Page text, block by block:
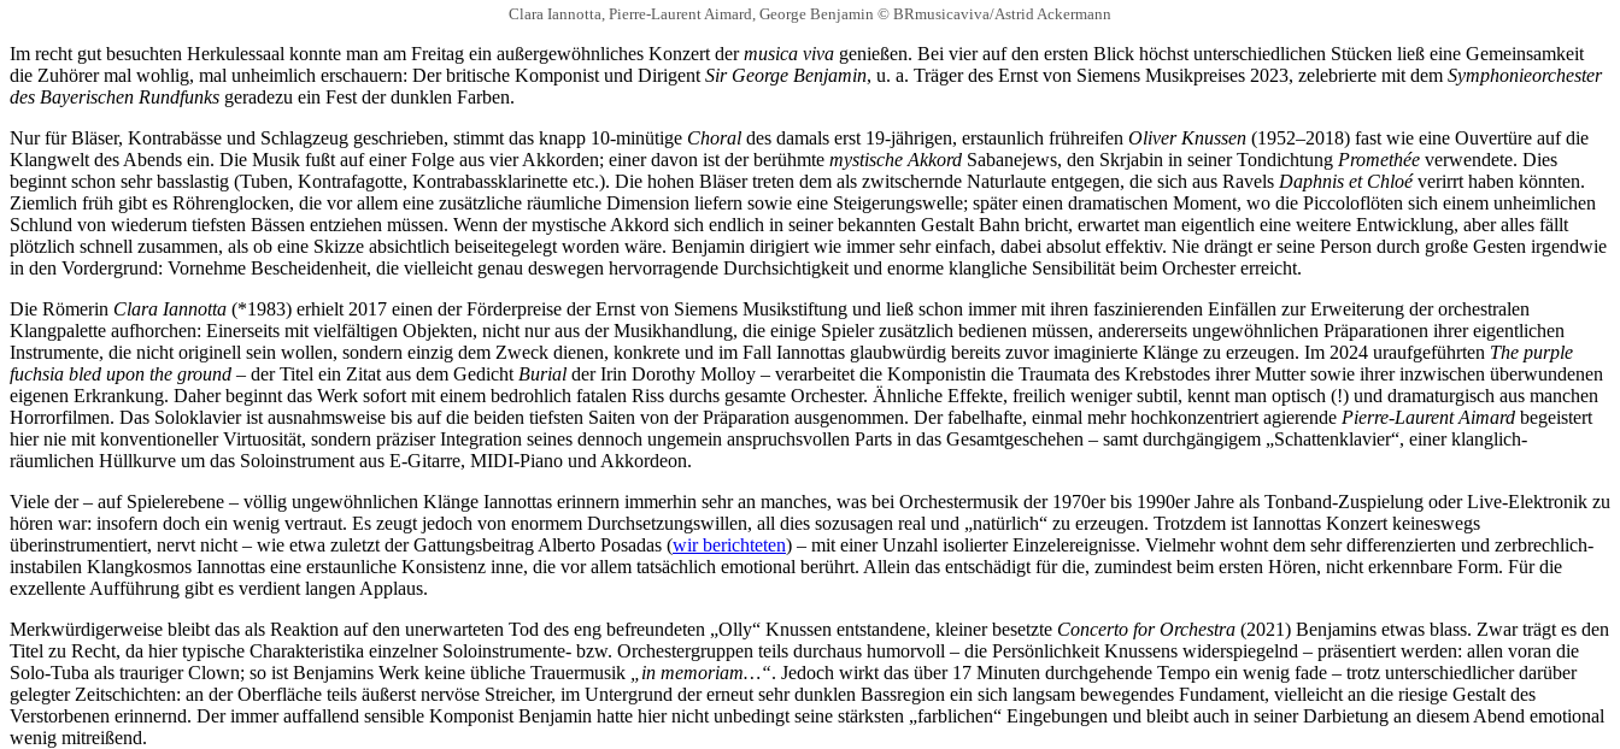
Clara Iannotta, Pierre-Laurent Aimard, George Benjamin © BRmusicaviva/Astrid Ackermann
Im recht gut besuchten Herkulessaal konnte man am Freitag ein außergewöhnliches Konzert dermusica viva genießen. Bei vier auf den ersten Blick höchst unterschiedlichen Stücken ließ eine Gemeinsamkeit
die Zuhörer mal wohlig, mal unheimlich erschauern: Der britische Komponist und Dirigent Sir George Benjamin, u. a. Träger des Ernst von Siemens Musikpreises 2023, zelebrierte mit dem Symphonieorchester
des Bayerischen Rundfunks geradezu ein Fest der dunklen Farben.
Nur für Bläser, Kontrabässe und Schlagzeug geschrieben, stimmt das knapp 10-minütige Choral des damals erst 19-jährigen, erstaunlich frühreifen Oliver Knussen (1952–2018) fast wie eine Ouvertüre auf die
Klangwelt des Abends ein. Die Musik fußt auf einer Folge aus vier Akkorden; einer davon ist der berühmte mystische Akkord Sabanejews, den Skrjabin in seiner Tondichtung Promethée verwendete. Dies
beginnt schon sehr basslastig (Tuben, Kontrafagotte, Kontrabassklarinette etc.). Die hohen Bläser treten dem als zwitschernde Naturlaute entgegen, die sich aus Ravels Daphnis et Chloéverirrt haben könnten.
Ziemlich früh gibt es Röhrenglocken, die vor allem eine zusätzliche räumliche Dimension liefern sowie eine Steigerungswelle; später einen dramatischen Moment, wo die Piccoloflöten sich einem unheimlichen
Schlund von wiederum tiefsten Bässen entziehen müssen. Wenn der mystische Akkord sich endlich in seiner bekannten Gestalt Bahn bricht, erwartet man eigentlich eine weitere Entwicklung, aber alles fällt
plötzlich schnell zusammen, als ob eine Skizze absichtlich beiseitegelegt worden wäre. Benjamin dirigiert wie immer sehr einfach, dabei absolut effektiv. Nie drängt er seine Person durch große Gesten irgendwie
in den Vordergrund: Vornehme Bescheidenheit, die vielleicht genau deswegen hervorragende Durchsichtigkeit und enorme klangliche Sensibilität beim Orchester erreicht.
Die Römerin Clara Iannotta (*1983) erhielt 2017 einen der Förderpreise der Ernst von Siemens Musikstiftung und ließ schon immer mit ihren faszinierenden Einfällen zur Erweiterung der orchestralen
Klangpalette aufhorchen: Einerseits mit vielfältigen Objekten, nicht nur aus der Musikhandlung, die einige Spieler zusätzlich bedienen müssen, andererseits ungewöhnlichen Präparationen ihrer eigentlichen
Instrumente, die nicht originell sein wollen, sondern einzig dem Zweck dienen, konkrete und im Fall Iannottas glaubwürdig bereits zuvor imaginierte Klänge zu erzeugen. Im 2024 uraufgeführten The purple
fuchsia bled upon the ground – der Titel ein Zitat aus dem Gedicht Burial der Irin Dorothy Molloy – verarbeitet die Komponistin die Traumata des Krebstodes ihrer Mutter sowie ihrer inzwischen überwundenen
eigenen Erkrankung. Daher beginnt das Werk sofort mit einem bedrohlich fatalen Riss durchs gesamte Orchester. Ähnliche Effekte, freilich weniger subtil, kennt man optisch (!) und dramaturgisch aus manchen
Horrorfilmen. Das Soloklavier ist ausnahmsweise bis auf die beiden tiefsten Saiten von der Präparation ausgenommen. Der fabelhafte, einmal mehr hochkonzentriert agierende Pierre-Laurent Aimard begeistert
hier nie mit konventioneller Virtuosität, sondern präziser Integration seines dennoch ungemein anspruchsvollen Parts in das Gesamtgeschehen – samt durchgängigem „Schattenklavier“, einer klanglich-
räumlichen Hüllkurve um das Soloinstrument aus E-Gitarre, MIDI-Piano und Akkordeon.
Viele der – auf Spielerebene – völlig ungewöhnlichen Klänge Iannottas erinnern immerhin sehr an manches, was bei Orchestermusik der 1970er bis 1990er Jahre als Tonband-Zuspielung oder Live-Elektronik zu
hören war: insofern doch ein wenig vertraut. Es zeugt jedoch von enormem Durchsetzungswillen, all dies sozusagen real und „natürlich“ zu erzeugen. Trotzdem ist Iannottas Konzert keineswegs
überinstrumentiert, nervt nicht – wie etwa zuletzt der Gattungsbeitrag Alberto Posadas (wir berichteten) – mit einer Unzahl isolierter Einzelereignisse. Vielmehr wohnt dem sehr differenzierten und zerbrechlich-
instabilen Klangkosmos Iannottas eine erstaunliche Konsistenz inne, die vor allem tatsächlich emotional berührt. Allein das entschädigt für die, zumindest beim ersten Hören, nicht erkennbare Form. Für die
exzellente Aufführung gibt es verdient langen Applaus.
Merkwürdigerweise bleibt das als Reaktion auf den unerwarteten Tod des eng befreundeten „Olly“ Knussen entstandene, kleiner besetzte Concerto for Orchestra (2021) Benjamins etwas blass. Zwar trägt es den
Titel zu Recht, da hier typische Charakteristika einzelner Soloinstrumente- bzw. Orchestergruppen teils durchaus humorvoll – die Persönlichkeit Knussens widerspiegelnd – präsentiert werden: allen voran die
Solo-Tuba als trauriger Clown; so ist Benjamins Werk keine übliche Trauermusik
„in memoriam…“. Jedoch wirkt das über 17 Minuten durchgehende Tempo ein wenig fade – trotz unterschiedlicher darüber
gelegter Zeitschichten: an der Oberfläche teils äußerst nervöse Streicher, im Untergrund der erneut sehr dunklen Bassregion ein sich langsam bewegendes Fundament, vielleicht an die riesige Gestalt des
Verstorbenen erinnernd. Der immer auffallend sensible Komponist Benjamin hatte hier nicht unbedingt seine stärksten „farblichen“ Eingebungen und bleibt auch in seiner Darbietung an diesem Abend emotional
wenig mitreißend.